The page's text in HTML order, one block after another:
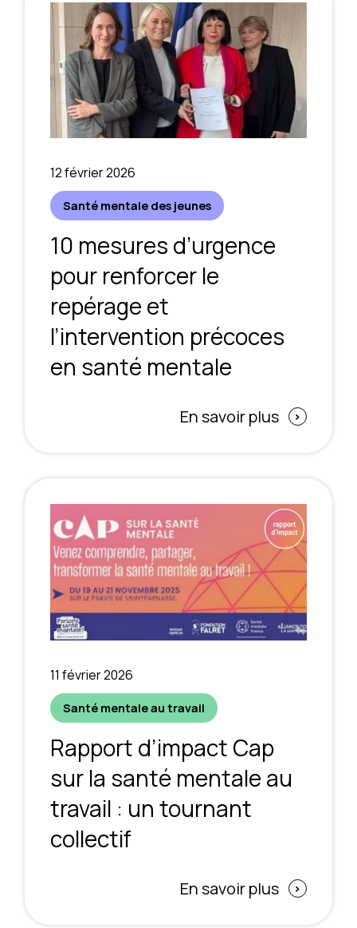
12 février 2026
Santé mentale des jeunes
10 mesures d’urgence
pour renforcer le
repérage et
l’intervention précoces
en santé mentale
En savoir plus
11 février 2026
Santé mentale au travail
Rapport d’impact Cap
sur la santé mentale au
travail : un tournant
collectif
En savoir plus